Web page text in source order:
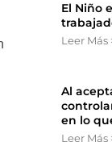
El Niño
Leer Más
Al
en lo
Leer Más